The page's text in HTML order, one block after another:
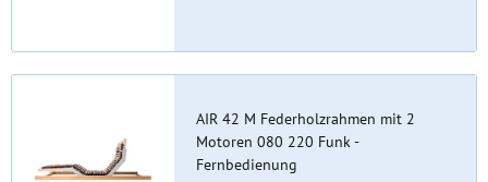
AIR 42 M Federholzrahmen mit 2
Motoren 080 220 Funk -
Fernbedienung